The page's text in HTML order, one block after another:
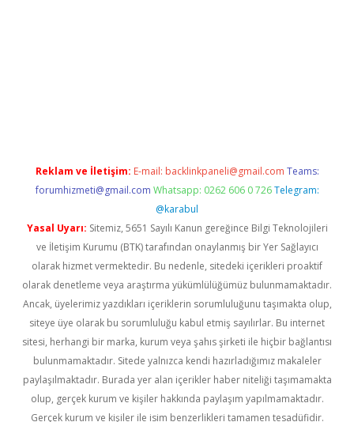
Reklam ve İletişim: E-mail: backlinkpaneli@gmail.com Teams:
forumhizmeti@gmail.com Whatsapp: 0262 606 0 726 Telegram:
@karabul
Yasal Uyarı: Sitemiz, 5651 Sayılı Kanun gereğince Bilgi Teknolojileri
ve İletişim Kurumu (BTK) tarafından onaylanmış bir Yer Sağlayıcı
olarak hizmet vermektedir. Bu nedenle, sitedeki içerikleri proaktif
olarak denetleme veya araştırma yükümlülüğümüz bulunmamaktadır.
Ancak, üyelerimiz yazdıkları içeriklerin sorumluluğunu taşımakta olup,
siteye üye olarak bu sorumluluğu kabul etmiş sayılırlar. Bu internet
sitesi, herhangi bir marka, kurum veya şahıs şirketi ile hiçbir bağlantısı
bulunmamaktadır. Sitede yalnızca kendi hazırladığımız makaleler
paylaşılmaktadır. Burada yer alan içerikler haber niteliği taşımamakta
olup, gerçek kurum ve kişiler hakkında paylaşım yapılmamaktadır.
Gerçek kurum ve kişiler ile isim benzerlikleri tamamen tesadüfidir.